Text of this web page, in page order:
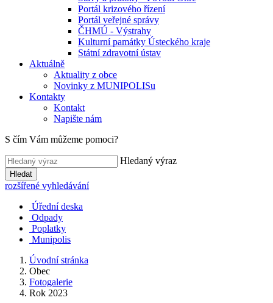
Portál krizového řízení
Portál veřejné správy
ČHMÚ - Výstrahy
Kulturní památky Ústeckého kraje
Státní zdravotní ústav
Aktuálně
Aktuality z obce
Novinky z MUNIPOLISu
Kontakty
Kontakt
Napište nám
S čím Vám můžeme pomoci?
Hledaný výraz
Hledat
rozšířené vyhledávání
Úřední deska
Odpady
Poplatky
Munipolis
Úvodní stránka
Obec
Fotogalerie
Rok 2023